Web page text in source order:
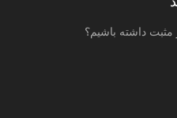
مثبت داشته باشیم؟